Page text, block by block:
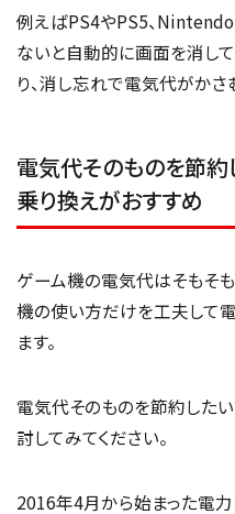
例えばPS4やPS5、
ないと自動的に画面を消し
り、消し忘れで電気代がかさ
電気代そのものを節
乗り換えがおすすめ
ゲーム機の電気代はそもそ
機の使い方だけを工夫して
ます。
電気代そのものを節約した
討してみてください。
2016年4月から始まった電